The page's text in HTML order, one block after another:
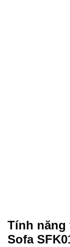
Tính
Sofa